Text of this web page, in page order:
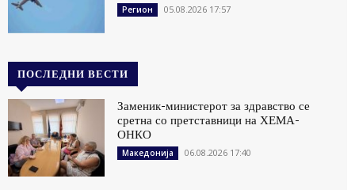
Регион 05.08.2026 17:57
ПОСЛЕДНИ ВЕСТИ
Заменик-министерот за здравство се
сретна со претставници на ХЕМА-
ОНКО
Македонија 06.08.2026 17:40